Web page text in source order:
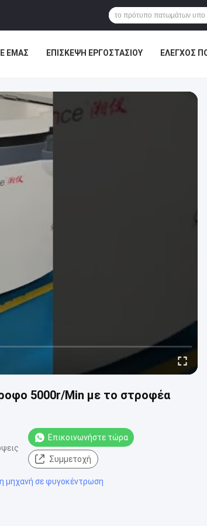
ΕΜΆΣ ΕΠΙΣΚΕΨΉ ΕΡΓΟΣΤΑΣΊΟΥ ΈΛΕΓΧΟΣ
5000r/Min με το στροφέα
Επικοινωνήστε τώρα
Συμμετοχή
μηχανή σε φυγοκέντρωση